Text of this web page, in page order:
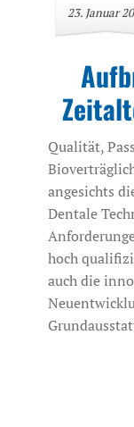
23. Januar
Qualität,
angesichts
Dentale
hoch
auch die